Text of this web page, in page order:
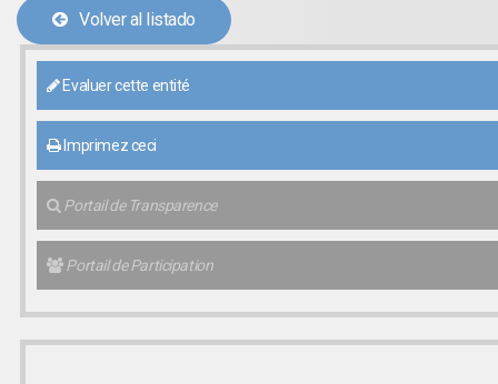
Volver al listado
Evaluer cette entité
Imprimez ceci
Portail de Transparence
Portail de Participation